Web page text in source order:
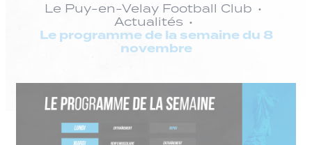
Le Puy-en-Velay Football Club
Actualités
Le programme de la semaine du 8
novembre